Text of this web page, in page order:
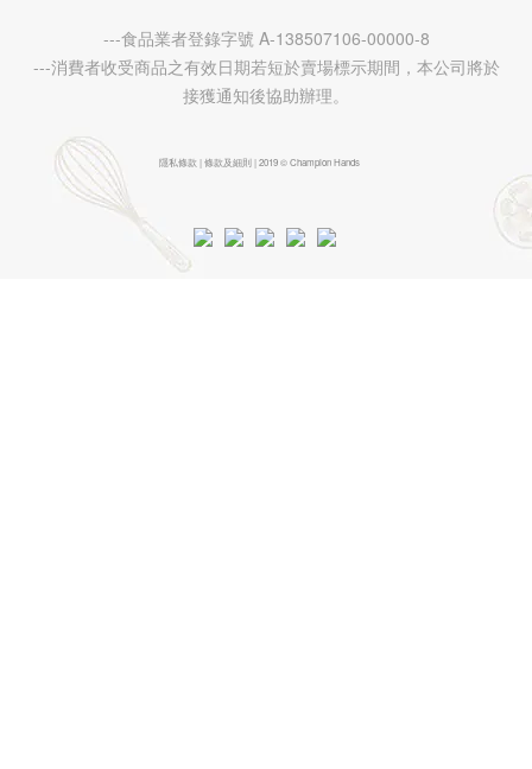
---食品業者登錄字號 A-138507106-00000-8
---消費者收受商品之有效日期若短於賣場標示期間，本公司將於
接獲通知後協助辦理。
隱私條款 | 條款及細則 | 2019 © Champion Hands